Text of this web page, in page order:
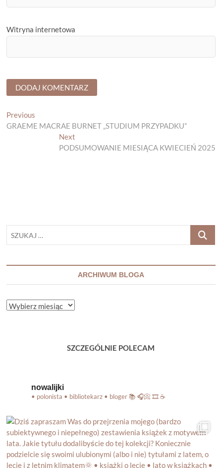
Witryna internetowa
Nawigacja
wpisu
Previous
post:
GRAEME MACRAE BURNET „STUDIUM PRZYPADKU”
NextNext
post:
PODSUMOWANIE MIESIĄCA KWIECIEŃ 2025
SZUKAJ
ARCHIWUM BLOGA
ARCHIWUM
SZCZEGÓLNIE POLECAM
nowalijki
• polonista • bibliotekarz • bloger📚 🎧📀 🎞️ ☕️